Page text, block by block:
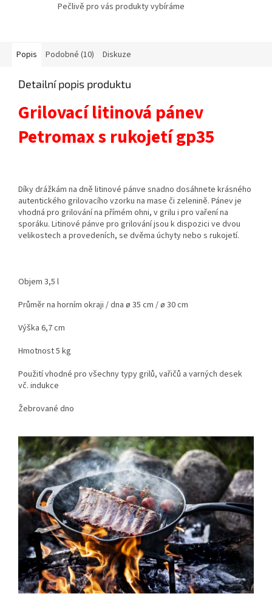
Pečlivě pro vás produkty vybíráme
Popis Podobné (10) Diskuze
Detailní popis produktu
Grilovací litinová pánev
Petromax s rukojetí gp35
Díky drážkám na dně litinové pánve snadno dosáhnete krásného
autentického grilovacího vzorku na mase či zelenině. Pánev je
vhodná pro grilování na přímém ohni, v grilu i pro vaření na
sporáku. Litinové pánve pro grilování jsou k dispozici ve dvou
velikostech a provedeních, se dvěma úchyty nebo s rukojetí.
Objem 3,5 l
Průměr na horním okraji / dna ø 35 cm / ø 30 cm
Výška 6,7 cm
Hmotnost 5 kg
Použití vhodné pro všechny typy grilů, vařičů a varných desek
vč. indukce
Žebrované dno